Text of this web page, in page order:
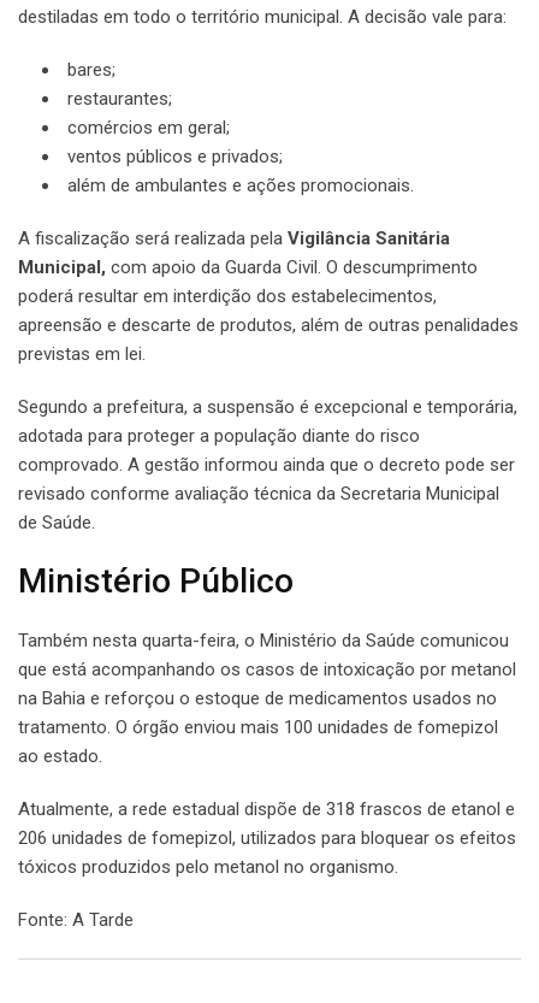
destiladas em todo o território municipal. A decisão vale para:
bares;
restaurantes;
comércios em geral;
ventos públicos e privados;
além de ambulantes e ações promocionais.
A fiscalização será realizada pela Vigilância Sanitária
Municipal, com apoio da Guarda Civil. O descumprimento
poderá resultar em interdição dos estabelecimentos,
apreensão e descarte de produtos, além de outras penalidades
previstas em lei.
Segundo a prefeitura, a suspensão é excepcional e temporária,
adotada para proteger a população diante do risco
comprovado. A gestão informou ainda que o decreto pode ser
revisado conforme avaliação técnica da Secretaria Municipal
de Saúde.
Ministério Público
Também nesta quarta-feira, o Ministério da Saúde comunicou
que está acompanhando os casos de intoxicação por metanol
na Bahia e reforçou o estoque de medicamentos usados no
tratamento. O órgão enviou mais 100 unidades de fomepizol
ao estado.
Atualmente, a rede estadual dispõe de 318 frascos de etanol e
206 unidades de fomepizol, utilizados para bloquear os efeitos
tóxicos produzidos pelo metanol no organismo.
Fonte: A Tarde